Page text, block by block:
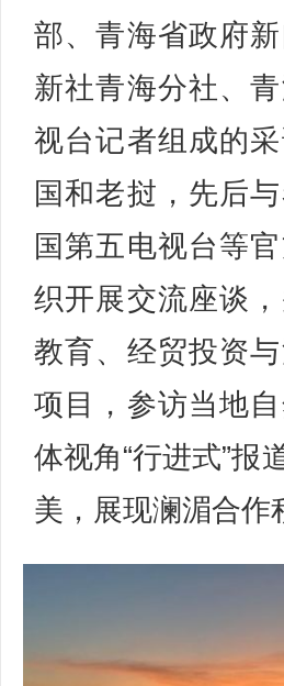
部、青海省政府
新社青海分社、
视台记者组成的
国和老挝，先后
国第五电视台等
织开展交流座谈
教育、经贸投资
项目，参访当地
体视角“行进式”报
美，展现澜湄合作